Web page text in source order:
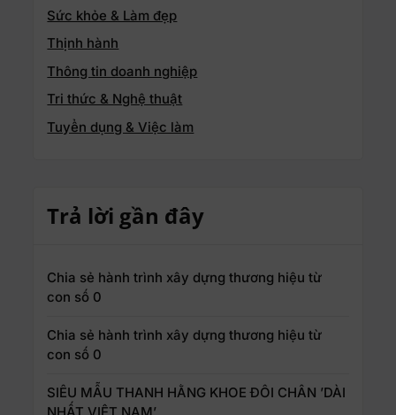
Sức khỏe & Làm đẹp
Thịnh hành
Thông tin doanh nghiệp
Tri thức & Nghệ thuật
Tuyển dụng & Việc làm
Trả lời gần đây
Chia sẻ hành trình xây dựng thương hiệu từ
con số 0
Chia sẻ hành trình xây dựng thương hiệu từ
con số 0
SIÊU MẪU THANH HẰNG KHOE ĐÔI CHÂN ’DÀI